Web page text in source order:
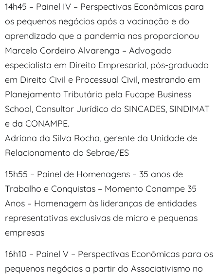
14h45 – Painel IV – Perspectivas Econômicas para
os pequenos negócios após a vacinação e do
aprendizado que a pandemia nos proporcionou
Marcelo Cordeiro Alvarenga – Advogado
especialista em Direito Empresarial, pós-graduado
em Direito Civil e Processual Civil, mestrando em
Planejamento Tributário pela Fucape Business
School, Consultor Jurídico do SINCADES, SINDIMAT
e da CONAMPE.
Adriana da Silva Rocha, gerente da Unidade de
Relacionamento do Sebrae/ES
15h55 – Painel de Homenagens – 35 anos de
Trabalho e Conquistas – Momento Conampe 35
Anos – Homenagem às lideranças de entidades
representativas exclusivas de micro e pequenas
empresas
16h10 – Painel V – Perspectivas Econômicas para os
pequenos negócios a partir do Associativismo no